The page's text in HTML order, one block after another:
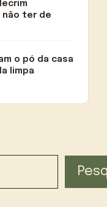
ter de
o pó da casa
limpa